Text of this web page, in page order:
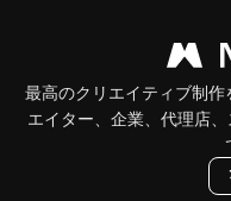
最高のクリエイティブ制
エイター、企業、代理店